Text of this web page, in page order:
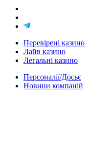
Перевірені казино
Лайв казино
Легальні казино
Персоналії/Досьє
Новини компаній